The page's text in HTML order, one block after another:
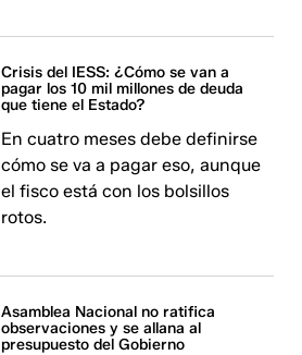
Crisis del IESS: ¿Cómo se van a
pagar los 10 mil millones de deuda
que tiene el Estado?
En cuatro meses debe definirse
cómo se va a pagar eso, aunque
el fisco está con los bolsillos
rotos.
Asamblea Nacional no ratifica
observaciones y se allana al
presupuesto del Gobierno